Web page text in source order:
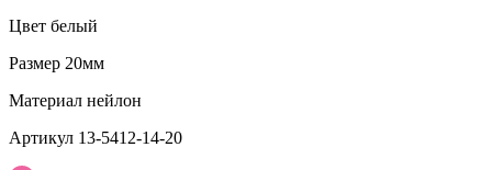
Цвет белый
Размер 20мм
Материал нейлон
Артикул 13-5412-14-20